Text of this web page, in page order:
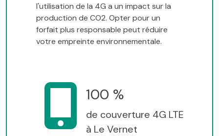
l'utilisation de la 4G a un impact sur la
production de CO2. Opter pour un
forfait plus responsable peut réduire
votre empreinte environnementale.
100 %
de couverture 4G LTE
à Le Vernet